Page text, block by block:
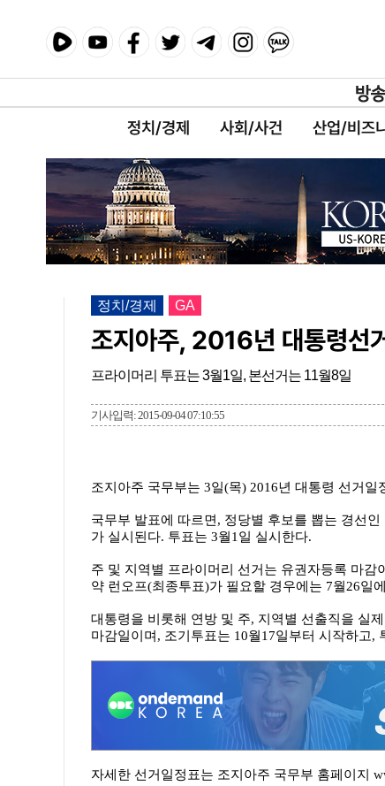
정치/경제 사회/사건 산업/비즈
정치/경제 GA
조지아주, 2016년 대통령선
프라이머리 투표는 3월1일, 본선거는 11월8일
기사입력: 2015-09-04 07:10:55
조지아주 국무부는 3일(목) 2016년 대통령 선거일
국무부 발표에 따르면, 정당별 후보를 뽑는 경선
가 실시된다. 투표는 3월1일 실시한다.
주 및 지역별 프라이머리 선거는 유권자등록 마
약 런오프(최종투표)가 필요할 경우에는 7월26일
대통령을 비롯해 연방 및 주, 지역별 선출직을 실
마감일이며, 조기투표는 10월17일부터 시작하고,
자세한 선거일정표는 조지아주 국무부 홈페이지